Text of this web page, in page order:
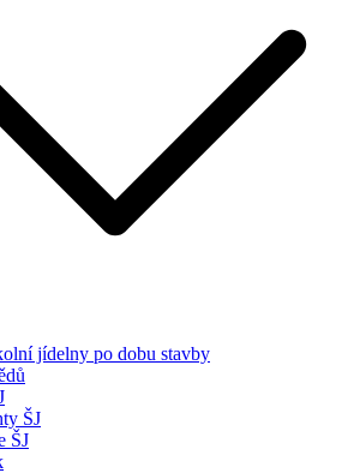
jídelny po dobu stavby
ŠJ
ŠJ